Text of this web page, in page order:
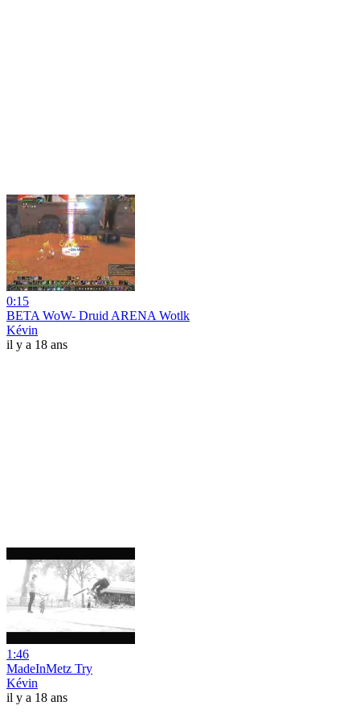
0:15
BETA WoW- Druid ARENA Wotlk
Kévin
il y a 18 ans
1:46
MadeInMetz Try
Kévin
il y a 18 ans